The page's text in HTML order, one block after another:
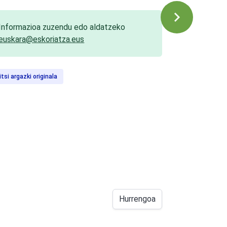
zuzendu edo aldatzeko
argazki originala
Hurrengoa